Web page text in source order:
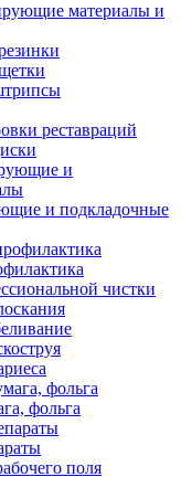
материалы и
реставраций
и подкладочные
чистки
фольга